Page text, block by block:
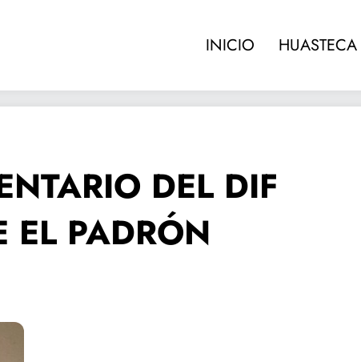
INICIO HUASTECA
DEL DIF
EL PADRÓN